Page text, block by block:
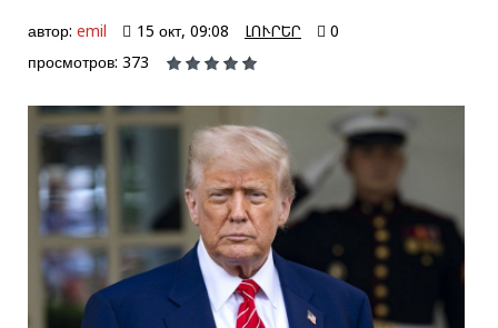
автор: emil 15 окт, 09:08 ԼՈՒՐԵՐ
0
просмотров: 373